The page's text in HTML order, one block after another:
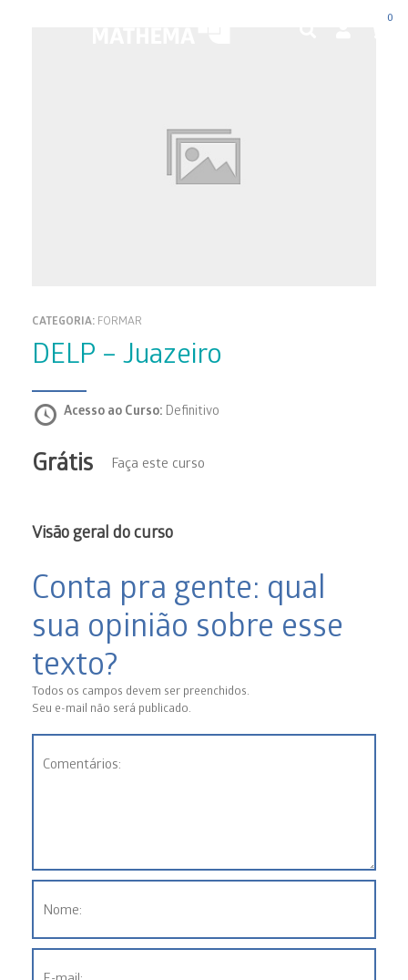
0
CATEGORIA: FORMAR
DELP – Juazeiro
Acesso ao Curso: Definitivo
Grátis Faça este curso
Visão geral do curso
Conta pra gente: qual
sua opinião sobre esse
texto?
Todos os campos devem ser preenchidos.
Seu e-mail não será publicado.